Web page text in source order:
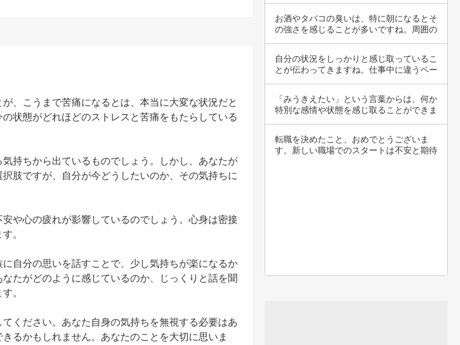
、こうまで苦痛になるとは、本当に大変な状況だと
状態がどれほどのストレスと苦痛をもたらしている
持ちから出ているものでしょう。しかし、あなたが
肢ですが、自分が今どうしたいのか、その気持ちに
や心の疲れが影響しているのでしょう。心身は密接
。
自分の思いを話すことで、少し気持ちが楽になるか
たがどのように感じているのか、じっくりと話を聞
。
ください。あなた自身の気持ちを無視する必要はあ
るかもしれません。あなたのことを大切に思いま
お酒やタバコの臭いは、特に朝になるとそ
の強さを感じることが多いですね。周囲の
自分の状況をしっかりと感じ取っているこ
とが伝わってきますね。仕事中に違うペー
「みうきえたい」という言葉からは、何か
特別な感情や状態を感じ取ることができま
転職を決めたこと、おめでとうございま
す。新しい職場でのスタートは不安と期待